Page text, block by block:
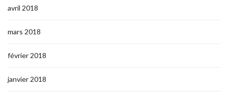
avril 2018
mars 2018
février 2018
janvier 2018